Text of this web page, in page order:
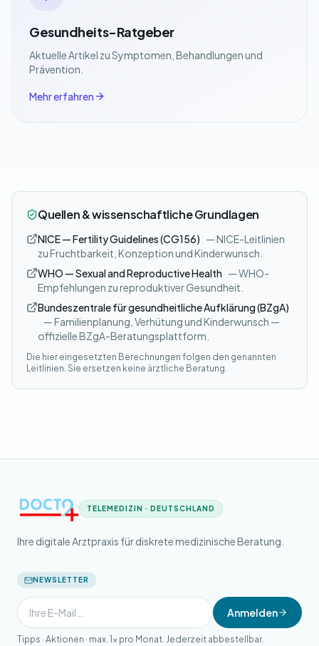
Gesundheits-Ratgeber
Aktuelle Artikel zu Symptomen, Behandlungen und
Prävention.
Mehr erfahren
Quellen & wissenschaftliche Grundlagen
NICE — Fertility Guidelines (CG156) — NICE-Leitlinien
zu Fruchtbarkeit, Konzeption und Kinderwunsch.
WHO — Sexual and Reproductive Health — WHO-
Empfehlungen zu reproduktiver Gesundheit.
Bundeszentrale für gesundheitliche Aufklärung (BZgA)
— Familienplanung, Verhütung und Kinderwunsch —
offizielle BZgA-Beratungsplattform.
Die hier eingesetzten Berechnungen folgen den genannten
Leitlinien. Sie ersetzen keine ärztliche Beratung.
TELEMEDIZIN · DEUTSCHLAND
Ihre digitale Arztpraxis für diskrete medizinische Beratung.
NEWSLETTER
Anmelden
Tipps · Aktionen · max. 1× pro Monat. Jederzeit abbestellbar.